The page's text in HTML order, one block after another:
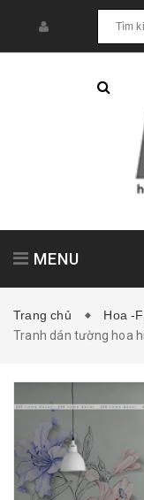
MENU
Tranh treo tường
Mua File Tranh
Trang chủ
Hoa -
Tranh dán tường hoa